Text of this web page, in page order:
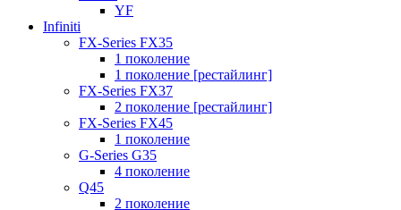
YF
Infiniti
FX-Series FX35
1 поколение
1 поколение [рестайлинг]
FX-Series FX37
2 поколение [рестайлинг]
FX-Series FX45
1 поколение
G-Series G35
4 поколение
Q45
2 поколение